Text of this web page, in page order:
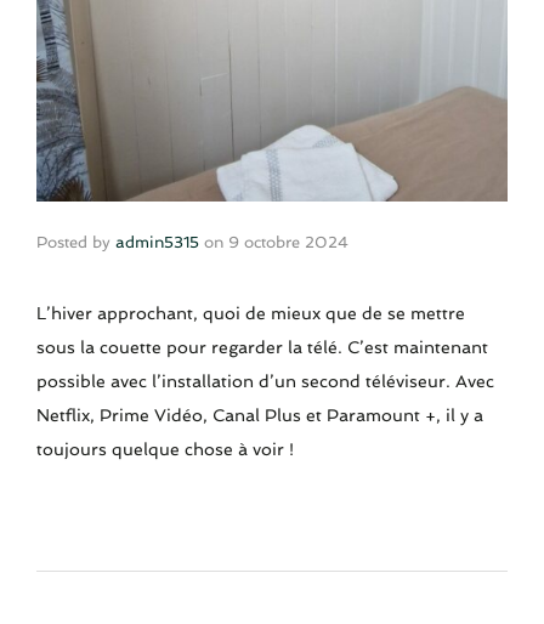
Posted by admin5315 on 9 octobre 2024
L’hiver approchant, quoi de mieux que de se mettre
sous la couette pour regarder la télé. C’est maintenant
possible avec l’installation d’un second téléviseur. Avec
Netflix, Prime Vidéo, Canal Plus et Paramount +, il y a
toujours quelque chose à voir !